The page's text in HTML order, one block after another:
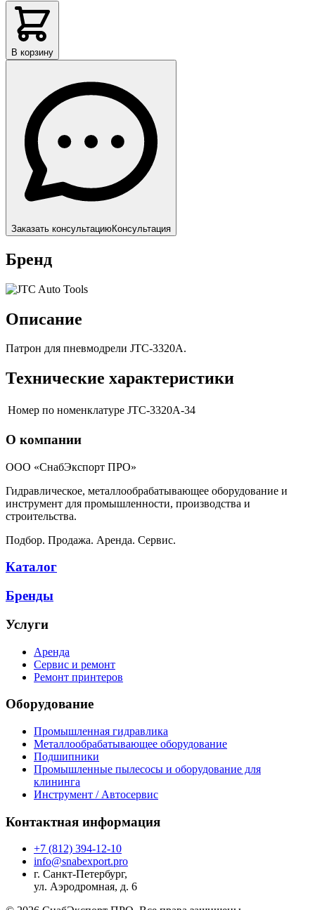
В корзину
Заказать консультациюКонсультация
Бренд
Описание
Патрон для пневмодрели JTC-3320A.
Технические характеристики
Номер по номенклатуре JTC-3320A-34
О компании
ООО «СнабЭкспорт ПРО»
Гидравлическое, металлообрабатывающее оборудование и
инструмент для промышленности, производства и
строительства.
Подбор. Продажа. Аренда. Сервис.
Каталог
Бренды
Услуги
Аренда
Сервис и ремонт
Ремонт принтеров
Оборудование
Промышленная гидравлика
Металлообрабатывающее оборудование
Подшипники
Промышленные пылесосы и оборудование для
клининга
Инструмент / Автосервис
Контактная информация
+7 (812) 394-12-10
info@snabexport.pro
г. Санкт-Петербург,
ул. Аэродромная, д. 6